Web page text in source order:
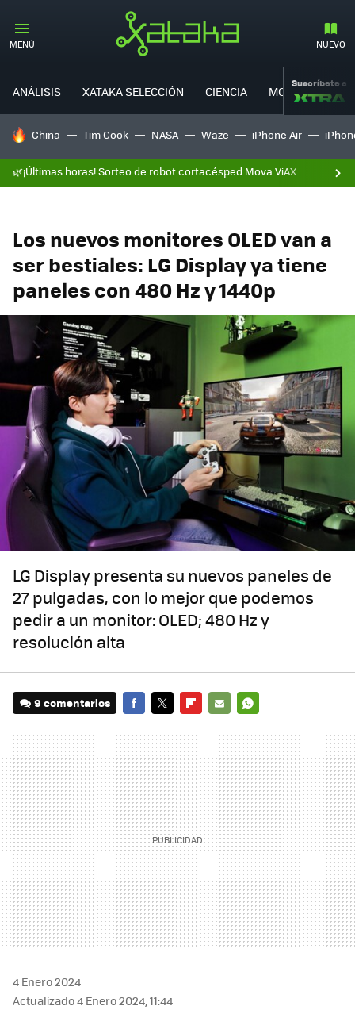
MENÚ NUEVO
ANÁLISIS XATAKA SELECCIÓN CIENCIA MOVILIDAD
Suscríbete a
HOY SE HABLA DE
China Tim Cook NASA Waze iPhone Air
🌿¡Últimas horas! Sorteo de robot cortacésped Mova ViAX
Los nuevos monitores OLED van a
ser bestiales: LG Display ya tiene
paneles con 480 Hz y 1440p
LG Display presenta su nuevos paneles de
27 pulgadas, con lo mejor que podemos
pedir a un monitor: OLED; 480 Hz y
resolución alta
9 comentarios
MAIL
4 Enero 2024
Actualizado 4 Enero 2024, 11:44